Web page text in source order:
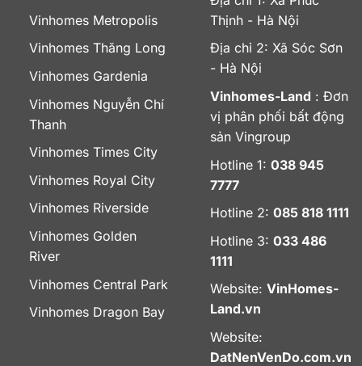
Vinhomes Metropolis
Vinhomes Thăng Long
Vinhomes Gardenia
Vinhomes Nguyễn Chí
Thanh
Vinhomes Times City
Vinhomes Royal City
Vinhomes Riverside
Vinhomes Golden
River
Vinhomes Central Park
Vinhomes Dragon Bay
Thịnh - Hà Nội
Địa chỉ 2: Xã Sóc Sơn
- Hà Nội
Vinhomes-Land : Đơn
vị phân phối bất động
sản Vingroup
Hotline 1: 038 945
7777
Hotline 2: 085 818 1111
Hotline 3: 033 486
1111
Website: VinHomes-
Land.vn
Website:
DatNenVenDo.com.vn